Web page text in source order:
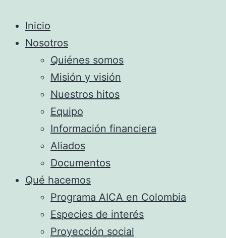
Inicio
Nosotros
Quiénes somos
Misión y visión
Nuestros hitos
Equipo
Información financiera
Aliados
Documentos
Qué hacemos
Programa AICA en Colombia
Especies de interés
Proyección social